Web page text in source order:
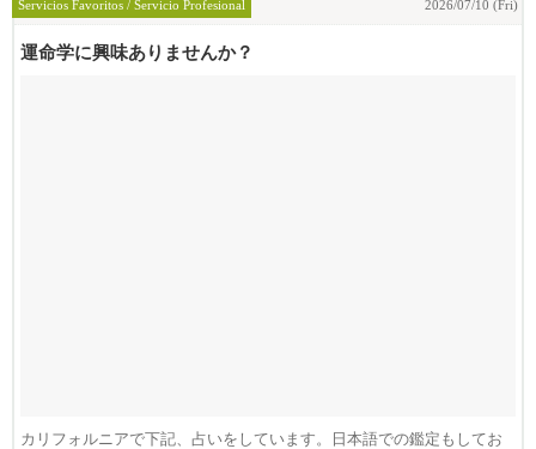
Servicios Favoritos / Servicio Profesional 2026/07/10 (Fri)
運命学に興味ありませんか？
カリフォルニアで下記、占いをしています。日本語での鑑定もしてお